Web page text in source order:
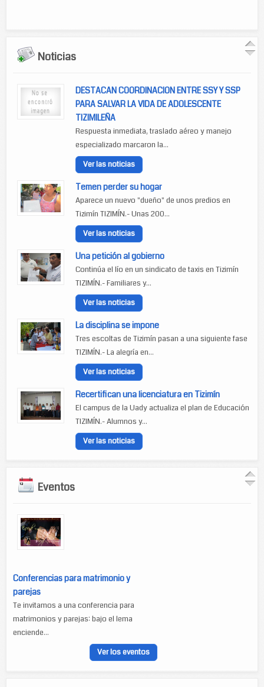
Noticias
DESTACAN COORDINACION ENTRE SSY Y SSP
PARA SALVAR LA VIDA DE ADOLESCENTE
TIZIMILEÑA
Respuesta inmediata, traslado aéreo y manejo
especializado marcaron la...
Ver las noticias
Temen perder su hogar
Aparece un nuevo "dueño" de unos predios en
Tizimín TIZIMÍN.- Unas 200...
Ver las noticias
Una petición al gobierno
Continúa el lío en un sindicato de taxis en Tizimín
TIZIMÍN.- Familiares y...
Ver las noticias
La disciplina se impone
Tres escoltas de Tizimín pasan a una siguiente fase
TIZIMÍN.- La alegría en...
Ver las noticias
Recertifican una licenciatura en Tizimín
El campus de la Uady actualiza el plan de Educación
TIZIMÍN.- Alumnos y...
Ver las noticias
Eventos
Conferencias para matrimonio y
parejas
Te invitamos a una conferencia para
matrimonios y parejas: bajo el lema
enciende...
Ver los eventos